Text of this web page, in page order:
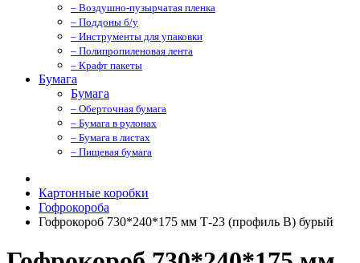
– Воздушно-пузырчатая пленка
– Поддоны б/у
– Инструменты для упаковки
– Полипропиленовая лента
– Крафт пакеты
Бумага
Бумага
– Оберточная бумага
– Бумага в рулонах
– Бумага в листах
– Пищевая бумага
Картонные коробки
Гофрокороба
Гофрокороб 730*240*175 мм Т-23 (профиль B) бурый